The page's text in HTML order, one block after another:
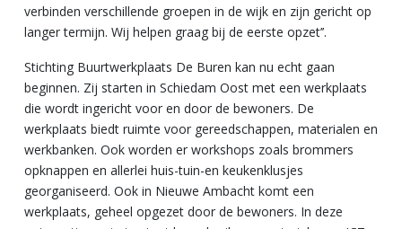
verbinden verschillende groepen in de wijk en zijn gericht op
langer termijn. Wij helpen graag bij de eerste opzet’’.
Stichting Buurtwerkplaats De Buren kan nu echt gaan
beginnen. Zij starten in Schiedam Oost met een werkplaats
die wordt ingericht voor en door de bewoners. De
werkplaats biedt ruimte voor gereedschappen, materialen en
werkbanken. Ook worden er workshops zoals brommers
opknappen en allerlei huis-tuin-en keukenklusjes
georganiseerd. Ook in Nieuwe Ambacht komt een
werkplaats, geheel opgezet door de bewoners. In deze